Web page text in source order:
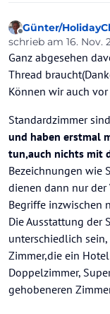
Offline
Günter/
schrieb am 16. Nov.
zuletzt editiert von
Ganz abgesehen
Thread
Können wir auch
Standardzimmer
und haben erstmal
tun,auch nichts mit
Bezeichnungen wie
dienen dann nur der
Begriffe inzwischen
Die Ausstattung der
unterschiedlich
Zimmer,die ein
Doppelzimmer,
gehobeneren